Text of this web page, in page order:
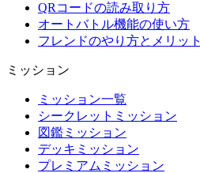
QRコードの読み取り方
オートバトル機能の使い方
フレンドのやり方とメリット
ミッション
ミッション一覧
シークレットミッション
図鑑ミッション
デッキミッション
プレミアムミッション